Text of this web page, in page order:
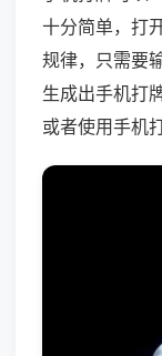
十分简单，打
规律，只需要
生成出手机打
或者使用手机